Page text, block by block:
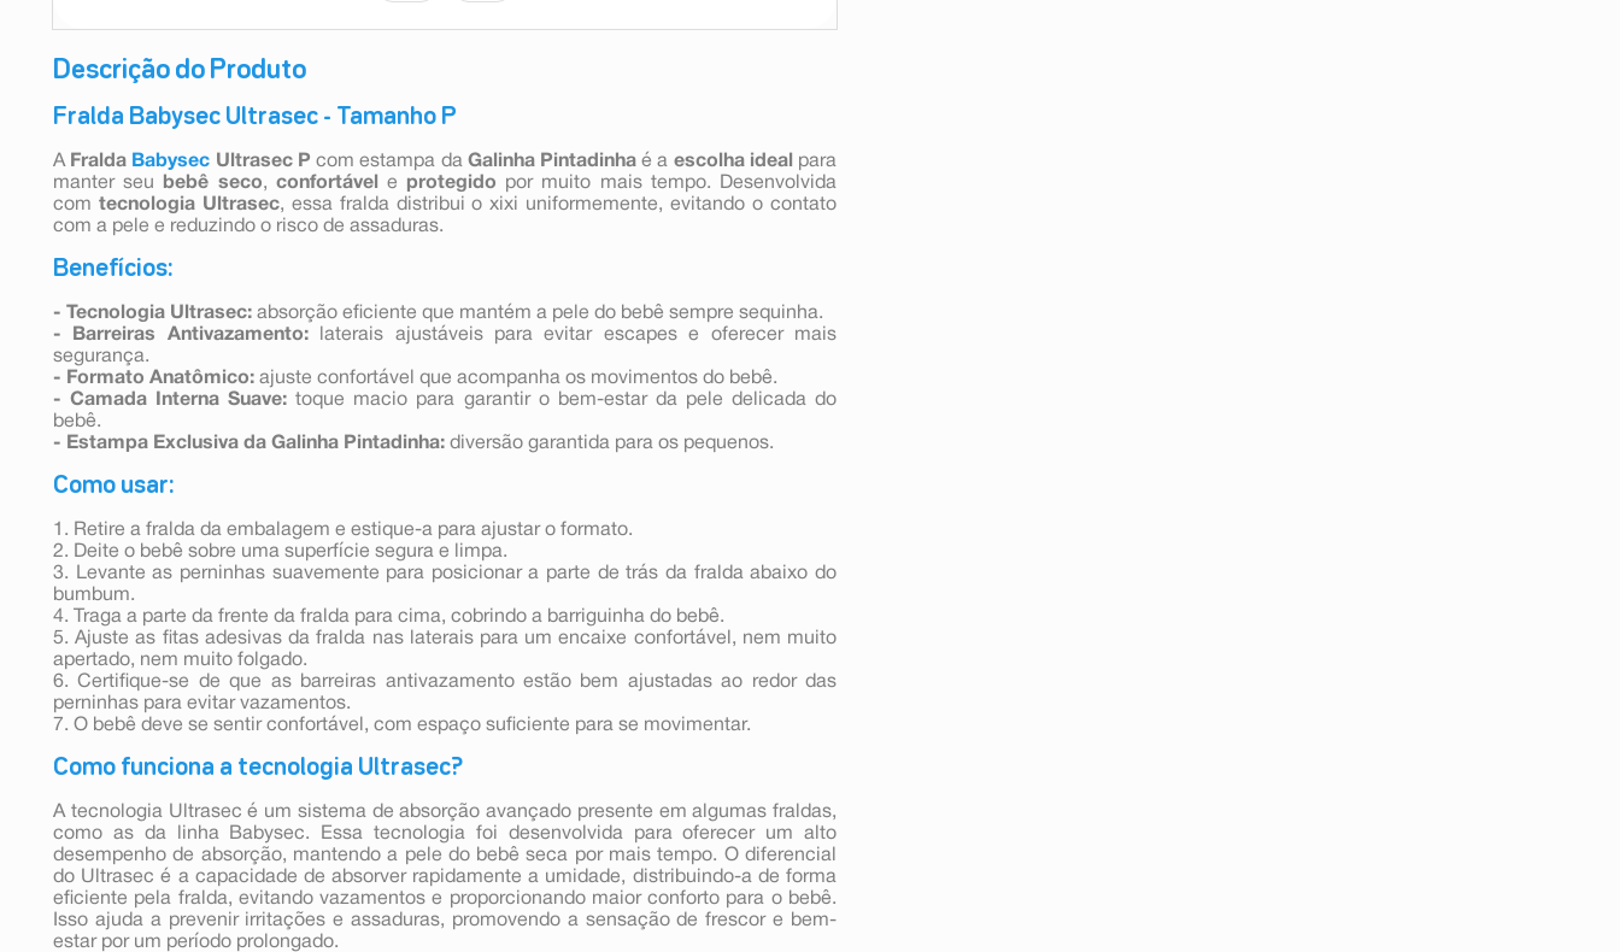
Descrição do Produto
Fralda Babysec Ultrasec - Tamanho P
A Fralda Babysec Ultrasec P com estampa da Galinha Pintadinhaé a escolha ideal
para
manter seu
bebê seco, confortável e protegido por muito mais tempo. Desenvolvida
com tecnologia Ultrasec, essa fralda distribui o xixi uniformemente, evitando o contato
com a pele e reduzindo o risco de assaduras.
Benefícios:
- Tecnologia Ultrasec: absorção eficiente que mantém a pele do bebê sempre sequinha.
- Barreiras Antivazamento:laterais ajustáveis para evitar escapes e oferecer mais
segurança.
- Formato Anatômico: ajuste confortável que acompanha os movimentos do bebê.
- Camada Interna Suave: toque macio para garantir o bem-estar da pele delicada do
bebê.
- Estampa Exclusiva da Galinha Pintadinha: diversão garantida para os pequenos.
Como usar:
1. Retire a fralda da embalagem e estique-a para ajustar o formato.
2. Deite o bebê sobre uma superfície segura e limpa.
3. Levante as perninhas suavemente para posicionar a parte de trás da fralda abaixo do
bumbum.
4. Traga a parte da frente da fralda para cima, cobrindo a barriguinha do bebê.
5. Ajuste as fitas adesivas da fralda nas laterais para um encaixe confortável, nem muito
apertado, nem muito folgado.
6. Certifique-se de que as barreiras antivazamento estão bem ajustadas ao redor das
perninhas para evitar vazamentos.
7. O bebê deve se sentir confortável, com espaço suficiente para se movimentar.
Como funciona a tecnologia Ultrasec?
A tecnologia Ultrasec é um sistema de absorção avançado presente em algumas fraldas,
como as da linha Babysec. Essa tecnologia foi desenvolvida para oferecer um alto
desempenho de absorção, mantendo a pele do bebê seca por mais tempo. O diferencial
do Ultrasec é a capacidade de absorver rapidamente a umidade, distribuindo-a de forma
eficiente pela fralda, evitando vazamentos e proporcionando maior conforto para o bebê.
Isso ajuda a prevenir irritações e assaduras, promovendo a sensação de frescor e bem-
estar por um período prolongado.